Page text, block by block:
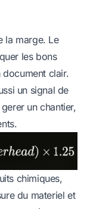
la marge. Le
les bons
document clair.
un signal de
un chantier,
chimiques,
du materiel et